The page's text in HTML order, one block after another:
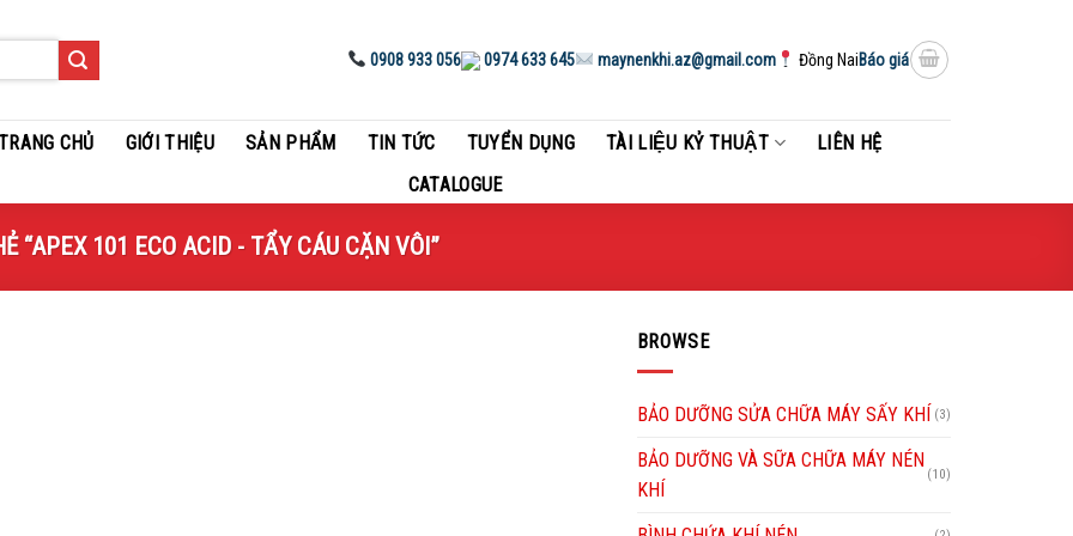
0908 933 056 0974 633 645 maynenkhi.az@gmail.com Đồng NaiBáo giá
CHỦ GIỚI THIỆU SẢN PHẨM TIN TỨC TUYỂN DỤNG TÀI LIỆU KỶ THUẬT
LIÊN HỆ
CATALOGUE
“APEX 101 ECO ACID - TẨY CÁU CẶN VÔI”
BROWSE
BẢO DƯỠNG SỬA CHỮA MÁY SẤY KHÍ (3)
BẢO DƯỠNG VÀ SỮA CHỮA MÁY NÉN
KHÍ
(10)